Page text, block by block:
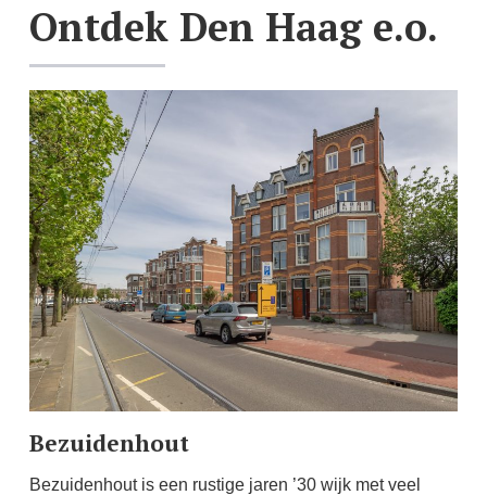
Ontdek Den Haag e.o.
Bezuidenhout
Bezuidenhout is een rustige jaren ’30 wijk met veel